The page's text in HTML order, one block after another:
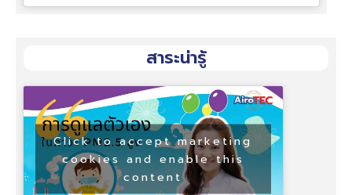
สาระน่ารู้
Click to accept marketing
cookies and enable this
content